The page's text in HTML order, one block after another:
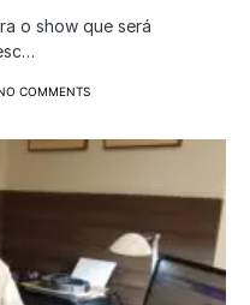
o show que será
COMMENTS